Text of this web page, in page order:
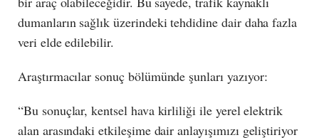
dumanların sağlık üzerindeki tehdidine dair daha fazla
veri elde edilebilir.
Araştırmacılar sonuç bölümünde şunları yazıyor:
“Bu sonuçlar, kentsel hava kirliliği ile yerel elektrik
alan arasındaki etkileşime dair anlayışımızı geliştiriyor